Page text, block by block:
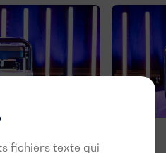
fichiers texte qui